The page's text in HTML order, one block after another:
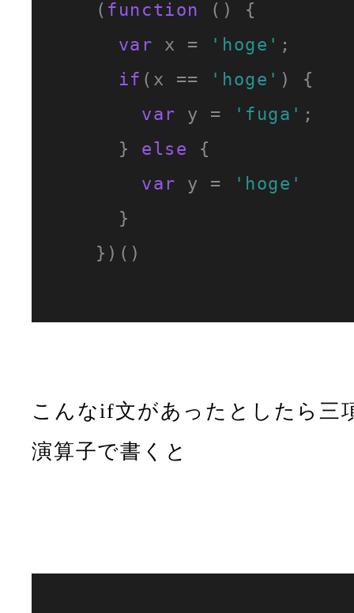
    (
function ( ) {
var x = 'hoge' ;
if (x == 'hoge' ) {
var y = 'fuga' ;
      }
else {
var y =
'hoge'
こんなif文があったとしたら三
演算子で書くと